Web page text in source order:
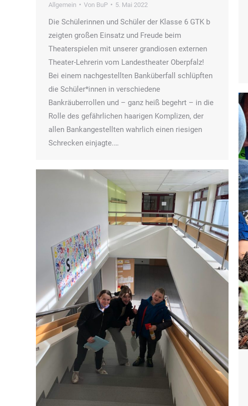
Allgemein Von BuP 5. Mai 2022
Die Schülerinnen und Schüler der Klasse 6 GTK b
zeigten großen Einsatz und Freude beim
Theaterspielen mit unserer grandiosen externen
Theater-Lehrerin vom Landestheater Oberpfalz!
Bei einem nachgestellten Banküberfall schlüpften
die Schüler*innen in verschiedene
Bankräuberrollen und – ganz heiß begehrt – in die
Rolle des gefährlichen haarigen Komplizen, der
allen Bankangestellten wahrlich einen riesigen
Schrecken einjagte.…